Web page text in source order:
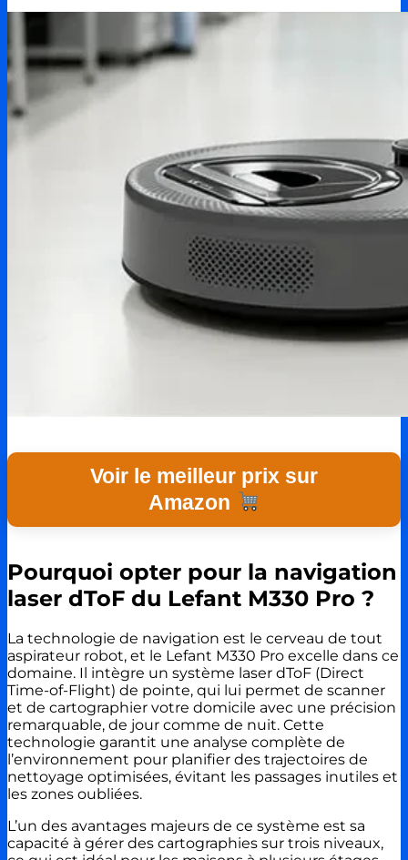
Voir le meilleur prix sur
Amazon
Pourquoi opter pour la navigation
laser dToF du Lefant M330 Pro ?
La technologie de navigation est le cerveau de tout
aspirateur robot, et le Lefant M330 Pro excelle dans ce
domaine. Il intègre un système laser dToF (Direct
Time-of-Flight) de pointe, qui lui permet de scanner
et de cartographier votre domicile avec une précision
remarquable, de jour comme de nuit. Cette
technologie garantit une analyse complète de
l’environnement pour planifier des trajectoires de
nettoyage optimisées, évitant les passages inutiles et
les zones oubliées.
L’un des avantages majeurs de ce système est sa
capacité à gérer des cartographies sur trois niveaux,